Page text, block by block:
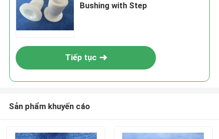
Bushing with Step
Tiếp tục
Sản phẩm khuyến cáo